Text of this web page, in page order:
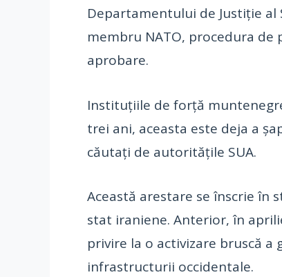
Departamentului de Justiție al
membru NATO, procedura
aprobare.
Instituțiile de forță
trei ani, aceasta este deja a
căutați de autoritățile SUA.
Această arestare se înscrie în
stat iraniene. Anterior, în
privire la o activizare bruscă
infrastructurii occidentale.